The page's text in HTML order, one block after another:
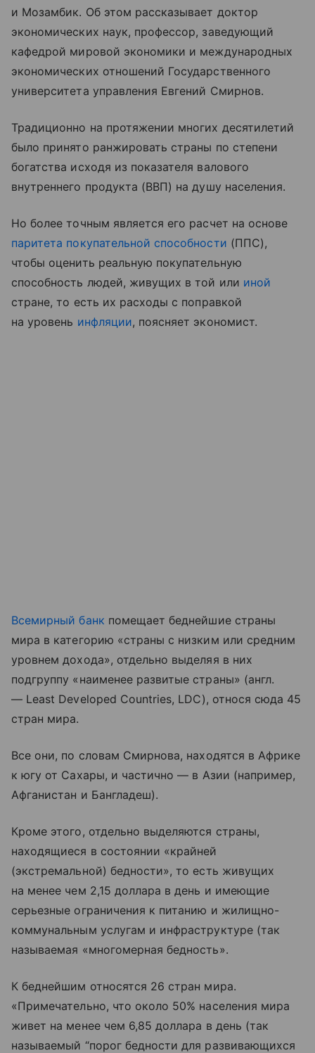
и Мозамбик. Об этом рассказывает доктор
экономических наук, профессор, заведующий
кафедрой мировой экономики и международных
экономических отношений Государственного
университета управления Евгений Смирнов.
Традиционно на протяжении многих десятилетий
было принято ранжировать страны по степени
богатства исходя из показателя валового
внутреннего продукта (ВВП) на душу населения.
Но более точным является его расчет на основе
паритета покупательной способности (ППС),
чтобы оценить реальную покупательную
способность людей, живущих в той или иной
стране, то есть их расходы с поправкой
на уровень инфляции, поясняет экономист.
Всемирный банк помещает беднейшие страны
мира в категорию «страны с низким или средним
уровнем дохода», отдельно выделяя в них
подгруппу «наименее развитые страны» (англ.
— Least Developed Countries, LDC), относя сюда 45
стран мира.
Все они, по словам Смирнова, находятся в Африке
к югу от Сахары, и частично — в Азии (например,
Афганистан и Бангладеш).
Кроме этого, отдельно выделяются страны,
находящиеся в состоянии «крайней
(экстремальной) бедности», то есть живущих
на менее чем 2,15 доллара в день и имеющие
серьезные ограничения к питанию и жилищно-
коммунальным услугам и инфраструктуре (так
называемая «многомерная бедность».
К беднейшим относятся 26 стран мира.
«Примечательно, что около 50% населения мира
живет на менее чем 6,85 доллара в день (так
называемый “порог бедности для развивающихся